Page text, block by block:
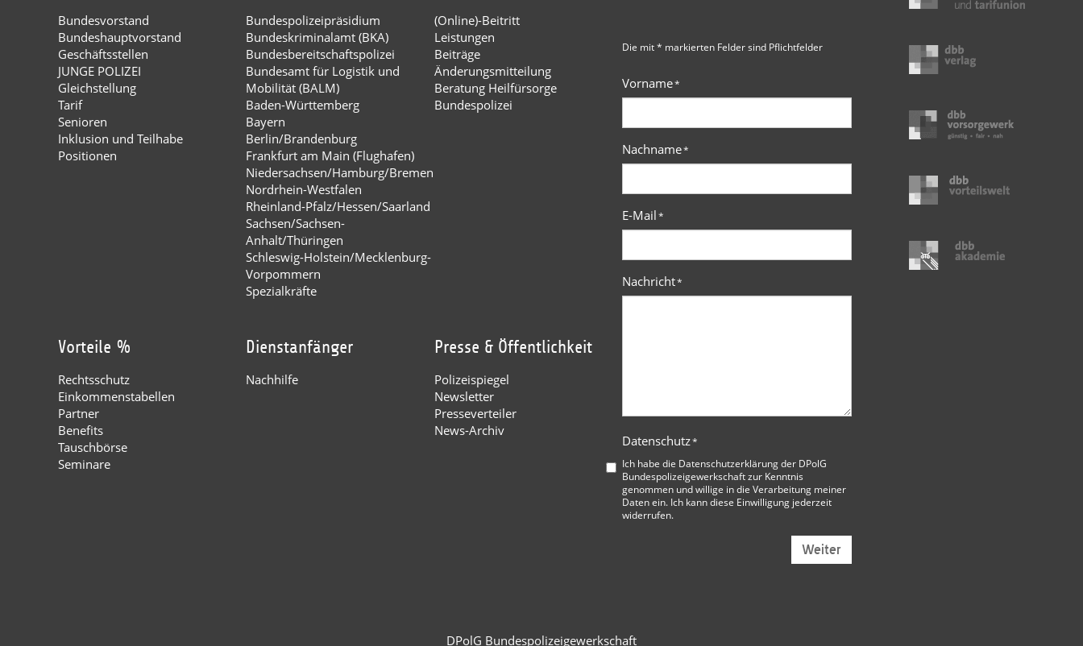
Bundesvorstand
Bundeshauptvorstand
Geschäftsstellen
JUNGE POLIZEI
Gleichstellung
Tarif
Senioren
Inklusion und Teilhabe
Positionen
Bundespolizeipräsidium
Bundeskriminalamt (BKA)
Bundesbereitschaftspolizei
Bundesamt für Logistik und
Mobilität (BALM)
Baden-Württemberg
Bayern
Berlin/Brandenburg
Frankfurt am Main (Flughafen)
Niedersachsen/Hamburg/Bremen
Nordrhein-Westfalen
Rheinland-Pfalz/Hessen/Saarland
Sachsen/Sachsen-
Anhalt/Thüringen
Schleswig-Holstein/Mecklenburg-
Vorpommern
Spezialkräfte
(Online)-Beitritt
Leistungen
Beiträge
Änderungsmitteilung
Beratung Heilfürsorge
Bundespolizei
Vorteile %
Rechtsschutz
Einkommenstabellen
Partner
Benefits
Tauschbörse
Seminare
Dienstanfänger
Nachhilfe
Presse & Öffentlichkeit
Polizeispiegel
Newsletter
Presseverteiler
News-Archiv
Die mit * markierten Felder sind Pflichtfelder
Vorname*
Nachname*
E-Mail*
Nachricht*
Datenschutz*
Ich habe die Datenschutzerklärung der DPolG
Bundespolizeigewerkschaftzur Kenntnis
genommen und willige in die Verarbeitung meiner
Daten ein. Ich kann diese Einwilligung jederzeit
widerrufen.
Weiter
DPolG Bundespolizeigewerkschaft